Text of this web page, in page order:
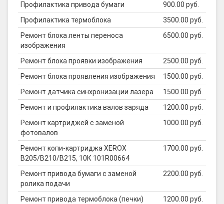
Профилактика привода бумаги
900.00 руб.
Профилактика термоблока
3500.00 руб.
Ремонт блока ленты переноса
изображения
6500.00 руб.
Ремонт блока проявки изображения
2500.00 руб.
Ремонт блока проявления изображения
1500.00 руб.
Ремонт датчика синхронизации лазера
1500.00 руб.
Ремонт и профилактика валов заряда
1200.00 руб.
Ремонт картриджей с заменой
фотовалов
1000.00 руб.
Ремонт копи-картриджа XEROX
B205/B210/B215, 10К 101R00664
1700.00 руб.
Ремонт привода бумаги с заменой
ролика подачи
2200.00 руб.
Ремонт привода термоблока (печки)
1200.00 руб.